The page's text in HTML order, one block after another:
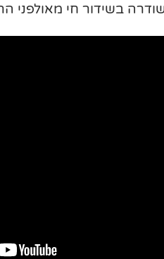
חי מאולפני הרצליה ב-24.7.22, מובאת